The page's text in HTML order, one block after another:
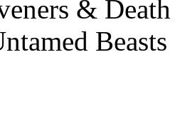
&
Beasts